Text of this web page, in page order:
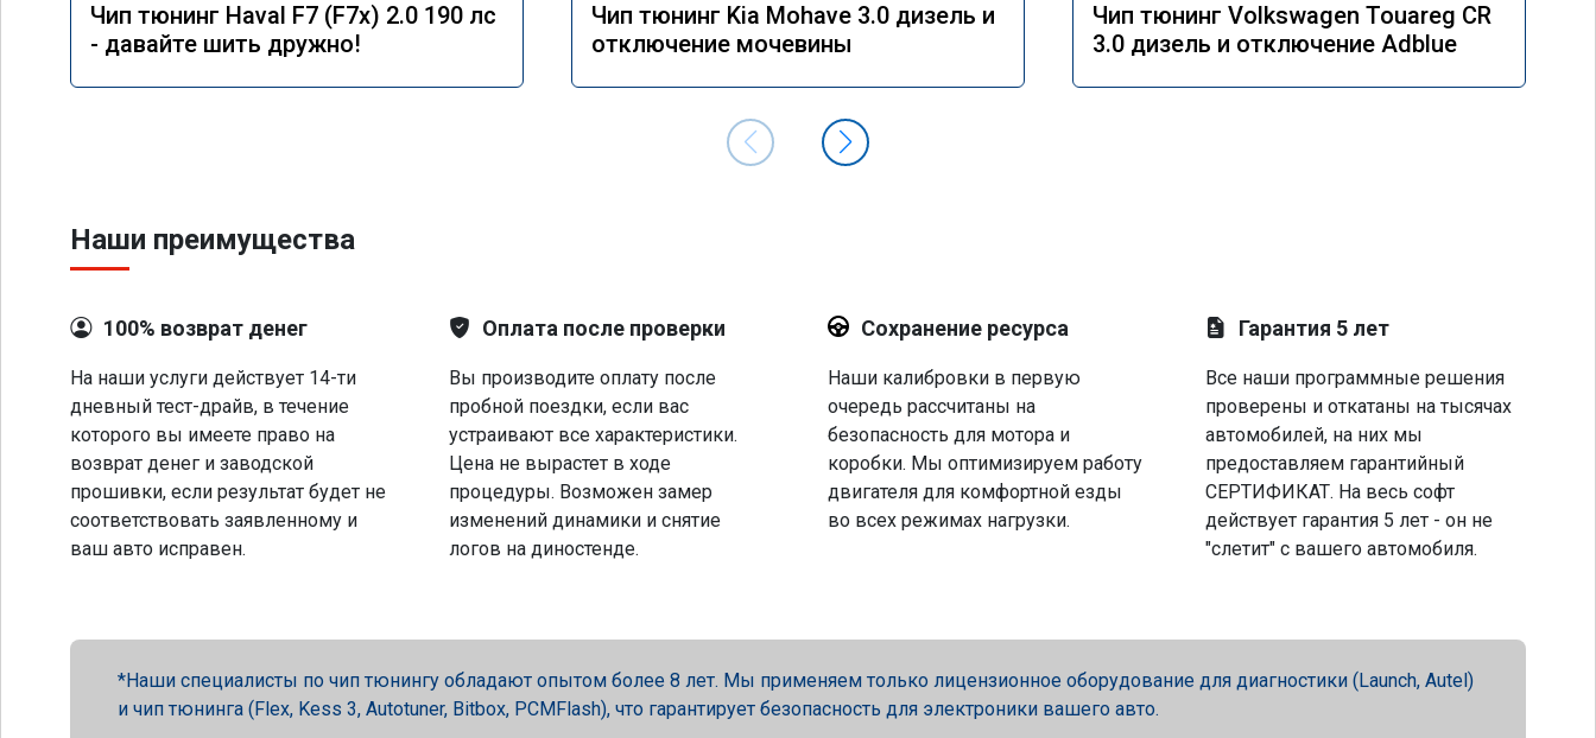
Чип тюнинг Haval F7 (F7x) 2.0 190 лс
- давайте шить дружно!
Чип тюнинг Kia Mohave 3.0 дизель и
отключение мочевины
Чип тюнинг Volkswagen Touareg CR
3.0 дизель и отключение Adblue
Наши преимущества
100% возврат денег
На наши услуги действует 14-ти
дневный тест-драйв, в течение
которого вы имеете право на
возврат денег и заводской
прошивки, если результат будет не
соответствовать заявленному и
ваш авто исправен.
Оплата после проверки
Вы производите оплату после
пробной поездки, если вас
устраивают все характеристики.
Цена не вырастет в ходе
процедуры. Возможен замер
изменений динамики и снятие
логов на диностенде.
Сохранение ресурса
Наши калибровки в первую
очередь рассчитаны на
безопасность для мотора и
коробки. Мы оптимизируем работу
двигателя для комфортной езды
во всех режимах нагрузки.
Гарантия 5 лет
Все наши программные решения
проверены и откатаны на тысячах
автомобилей, на них мы
предоставляем гарантийный
СЕРТИФИКАТ. На весь софт
действует гарантия 5 лет - он не
"слетит" с вашего автомобиля.
Наши специалисты по чип тюнингу обладают опытом более 8 лет. Мы применяем только лицензионное оборудование для диагностики (Launch, Autel)
и чип тюнинга (Flex, Kess 3, Autotuner, Bitbox, PCMFlash), что гарантирует безопасность для электроники вашего авто.